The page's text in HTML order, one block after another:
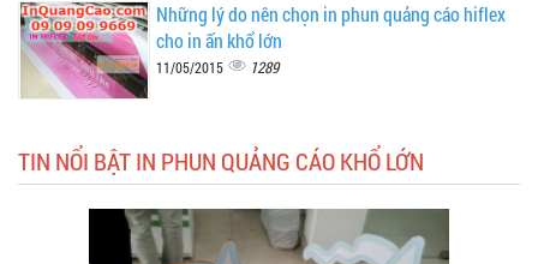
Những lý do nên chọn in phun quảng cáo hiflex
cho in ấn khổ lớn
11/05/2015 1289
TIN NỔI BẬT IN PHUN QUẢNG CÁO KHỔ LỚN